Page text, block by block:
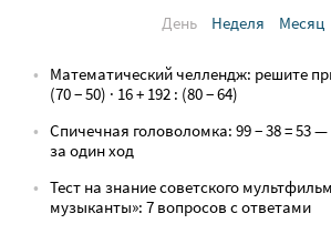
День
Неделя Месяц
Математический челлендж: решите
(70 − 50) · 16 + 192 : (80 − 64)
Спичечная головоломка: 99 − 38 = 53
за один ход
Тест на знание советского
музыканты»: 7 вопросов с ответами